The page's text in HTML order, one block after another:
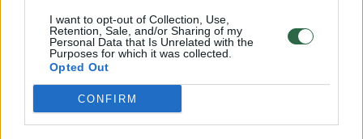
I want to opt-out of Collection, Use,
Retention, Sale, and/or Sharing of my
Personal Data that Is Unrelated with the
Purposes for which it was collected.
Opted Out
CONFIRM
bendruomenės ir bendraukite komentaruose!
Rodyti komentarus
Prisijungti komentatoriams